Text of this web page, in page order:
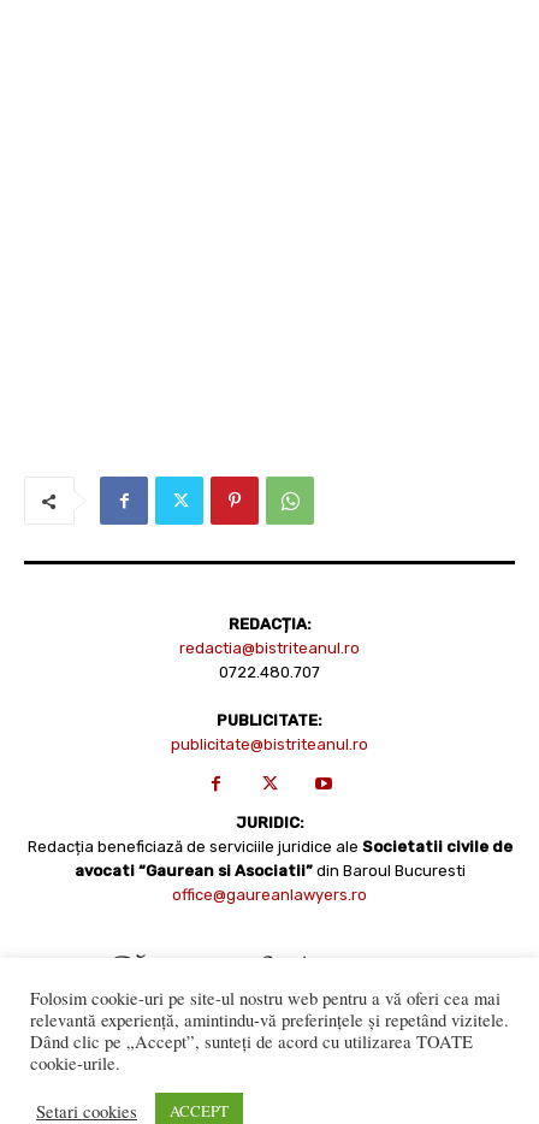
REDACȚIA:
redactia@bistriteanul.ro
0722.480.707
PUBLICITATE:
publicitate@bistriteanul.ro
JURIDIC:
Redacția beneficiază de serviciile juridice ale Societatii civile de
avocati “Gaurean si Asociatii” din Baroul Bucuresti
office@gaureanlawyers.ro
numai cu acordul expres al Bistriteanul.Ro. © Copyright 2008 -
Folosim cookie-uri pe site-ul nostru web pentru a vă oferi cea mai
relevantă experiență, amintindu-vă preferințele și repetând vizitele.
Dând clic pe „Accept”, sunteți de acord cu utilizarea TOATE
cookie-urile.
Setari cookies ACCEPT